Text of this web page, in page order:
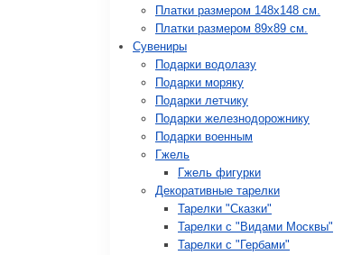
Платки размером 148х148 см.
Платки размером 89х89 см.
Сувениры
Подарки водолазу
Подарки моряку
Подарки летчику
Подарки железнодорожнику
Подарки военным
Гжель
Гжель фигурки
Декоративные тарелки
Тарелки "Сказки"
Тарелки с "Видами Москвы"
Тарелки с "Гербами"